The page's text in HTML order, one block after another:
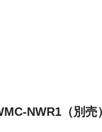
NWR1（別売